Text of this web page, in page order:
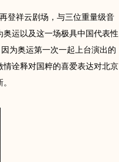
祥云剧场，与三位重量级音
运以及这一场极具中国代表性
为奥运第一次一起上台演出的
诠释对国粹的喜爱表达对北京